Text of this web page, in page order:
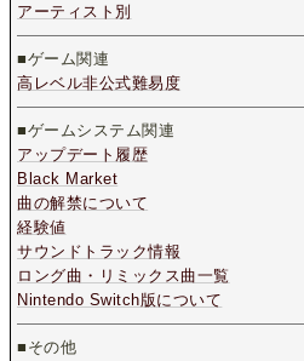
アーティスト別
■ゲーム関連
高レベル非公式難易度
■ゲームシステム関連
アップデート履歴
Black Market
曲の解禁について
経験値
サウンドトラック情報
ロング曲・リミックス曲一覧
Nintendo Switch版について
■その他